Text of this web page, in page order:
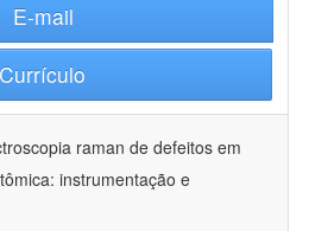
E-mail
Currículo
raman de defeitos em
instrumentação e